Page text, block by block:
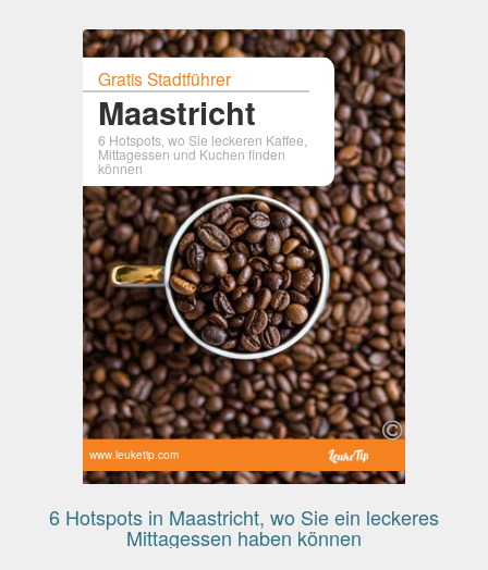
Gratis Stadtführer
Maastricht
6 Hotspots, wo Sie leckeren Kaffee,
Mittagessen und Kuchen finden
können
www.leuketip.com
6 Hotspots in Maastricht, wo Sie ein leckeres
Mittagessen haben können